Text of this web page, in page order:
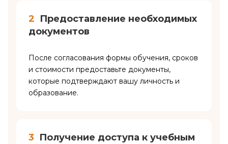
2 Предоставление необходимых
документов
После согласования формы обучения, сроков
и стоимости предоставьте документы,
которые подтверждают вашу личность и
образование.
3 Получение доступа к учебным